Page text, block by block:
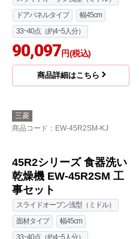
商品詳細はこちら
KJ
乾燥機 食器洗い乾燥機
ZWPP45R21ADK-E 工
事セット
スライドオープン浅型（ミドル）
ドアパネルタイプ
幅45cm